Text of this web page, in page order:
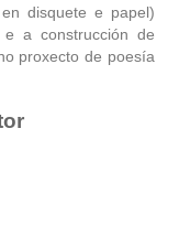
disquete e papel)
a construcción de
proxecto de poesía